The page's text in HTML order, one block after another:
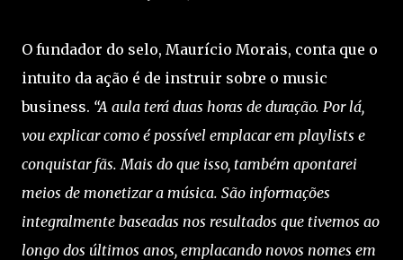
O fundador do selo, Maurício Morais, conta que o
intuito da ação é de instruir sobre o music
business. “A aula terá duas horas de duração. Por lá,
vou explicar como é possível emplacar em playlists e
conquistar fãs. Mais do que isso, também apontarei
meios de monetizar a música. São informações
integralmente baseadas nos resultados que tivemos ao
longo dos últimos anos, emplacando novos nomes em